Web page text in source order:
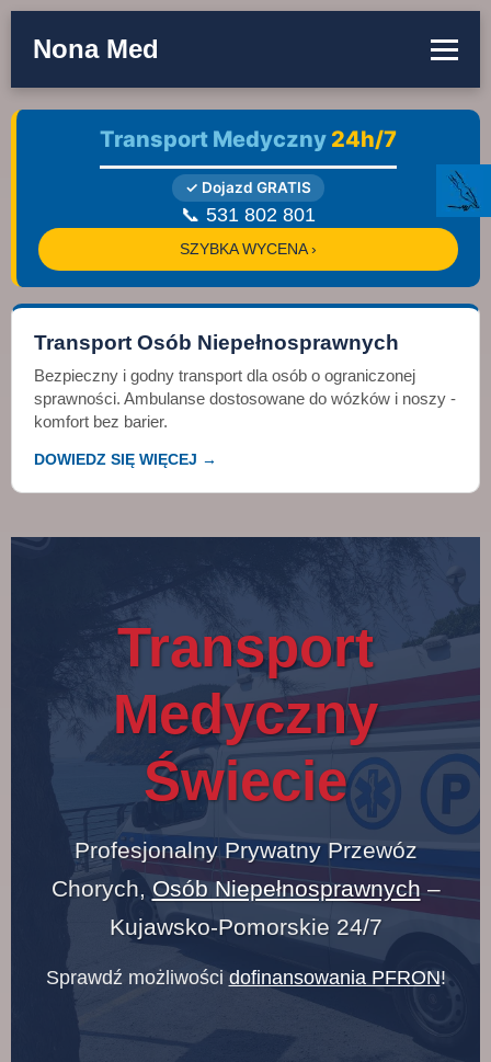
Nona Med
Transport Medyczny 24h/7
✓ Dojazd GRATIS
📞 531 802 801
SZYBKA WYCENA ›
Transport Osób Niepełnosprawnych
Bezpieczny i godny transport dla osób o ograniczonej
sprawności. Ambulanse dostosowane do wózków i noszy -
komfort bez barier.
DOWIEDZ SIĘ WIĘCEJ →
Transport
Medyczny
Świecie
Profesjonalny Prywatny Przewóz
Chorych,Osób Niepełnosprawnych –
Kujawsko-Pomorskie 24/7
Sprawdź możliwości dofinansowania PFRON!